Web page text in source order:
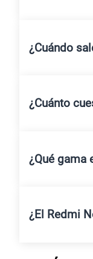
¿Cuándo
¿Cuánto
¿Qué gama
¿El Redmi